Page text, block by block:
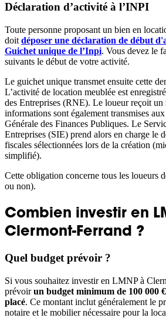
Déclaration d’activité à l’INPI
Toute personne proposant un bien en
doit déposer une déclaration de début
Guichet unique de l’Inpi. Vous devez le
suivants le début de votre activité.
Le guichet unique transmet ensuite cette
L’activité de location meublée est
des Entreprises (RNE). Le loueur reçoit un
informations sont également transmises
Générale des Finances Publiques. Le
Entreprises (SIE) prend alors en charge le
fiscales sélectionnées lors de la création
simplifié).
Cette obligation concerne tous les loueurs
ou non).
Combien investir en
Clermont-Ferrand ?
Quel budget prévoir ?
Si vous souhaitez investir en LMNP à
prévoirun budget minimum de 100 000
placé. Ce montant inclut généralement le
notaire et le mobilier nécessaire pour la